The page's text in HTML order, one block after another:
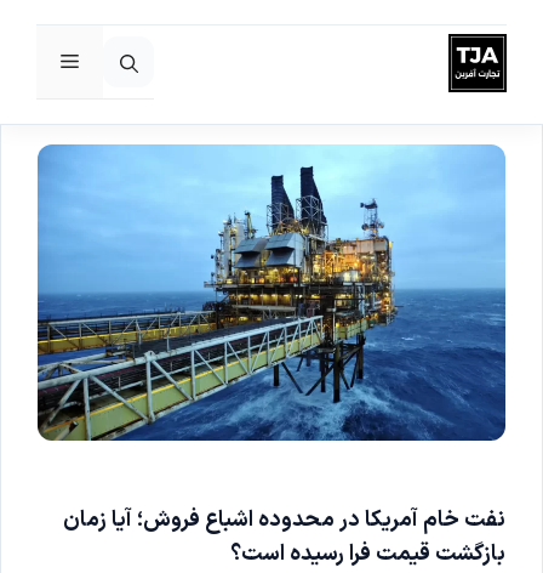
پرش
به
محتوا
فهرست
نفت خام آمریکا در محدوده اشباع فروش؛ آیا زمان
بازگشت قیمت فرا رسیده است؟